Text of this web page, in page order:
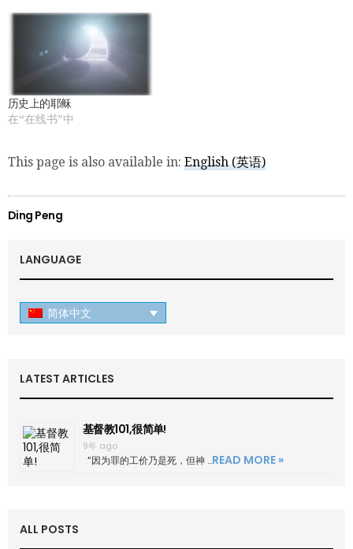
历史上的耶稣
在“在线书”中
This page is also available in: English(英语)
Ding Peng
LANGUAGE
简体中文
LATEST ARTICLES
基督教101,很简单!
9年 ago
“因为罪的工价乃是死，但神 …READ MORE »
ALL POSTS